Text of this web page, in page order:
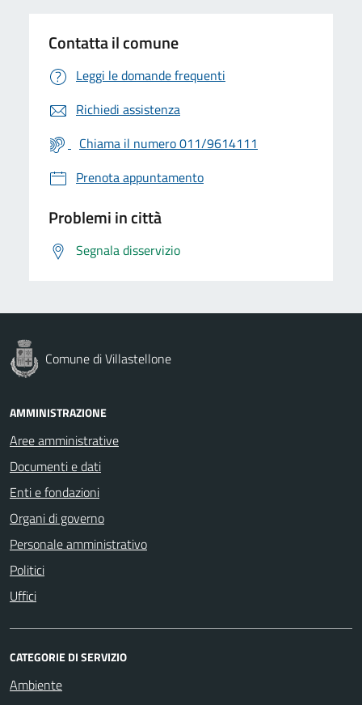
Contatta il comune
Leggi le domande frequenti
Richiedi assistenza
Chiama il numero 011/9614111
Prenota appuntamento
Problemi in città
Segnala disservizio
Comune di Villastellone
AMMINISTRAZIONE
Aree amministrative
Documenti e dati
Enti e fondazioni
Organi di governo
Personale amministrativo
Politici
Uffici
CATEGORIE DI SERVIZIO
Ambiente